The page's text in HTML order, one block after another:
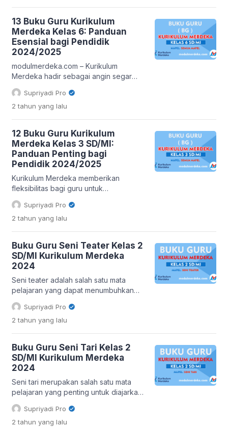
semakin krusial. Bukan sekadar
kumpulan materi pelajaran, buku ini
menjelma menjadi kompas yang
memandu para guru dalam mengarungi
samudra Kurikulum Merdeka. Lebih […]
13 Buku Guru Kurikulum
Merdeka Kelas 6: Panduan
Esensial bagi Pendidik
2024/2025
modulmerdeka.com – Kurikulum
Merdeka hadir sebagai angin segar
dalam dunia pendidikan Indonesia,
membawa semangat pembelajaran
yang lebih mandiri, mendalam, dan
memerlukan adaptasi dan sumber daya
yang tepat. Salah satu sumber daya
krusial tersebut adalah Buku Guru
Kurikulum Merdeka Kelas 6. Artikel ini
akan mengulas […]
Supriyadi Pro
2 tahun yang lalu
12 Buku Guru Kurikulum
Merdeka Kelas 3 SD/MI:
Panduan Penting bagi
Pendidik 2024/2025
Kurikulum Merdeka memberikan
fleksibilitas bagi guru untuk
mengembangkan pembelajaran yang
sesuai dengan kebutuhan siswa. Untuk
mendukung implementasi Kurikulum
(Kemendikbudristek) telah
menyediakan buku guru sebagai
panduan bagi para pendidik. Berikut
adalah 12 buku guru untuk kelas 3
SD/MI yang dapat digunakan dalam
Kurikulum Merdeka: 1. Buku Guru
Pendidikan Agama […]
Supriyadi Pro
2 tahun yang lalu
Buku Guru Seni Teater Kelas 2
SD/MI Kurikulum Merdeka
2024
Seni teater adalah salah satu mata
pelajaran yang dapat menumbuhkan
kreativitas, kepercayaan diri, dan
kemampuan berekspresi pada anak-
anak. Bagi guru kelas 2 SD/MI, memiliki
menjelajahi dunia seni peran yang
menarik. Apa itu Buku Guru Seni Teater
Kelas 2 SD/MI? Buku Guru Seni Teater
Kelas 2 […]
Supriyadi Pro
2 tahun yang lalu
Buku Guru Seni Tari Kelas 2
SD/MI Kurikulum Merdeka
2024
Seni tari merupakan salah satu mata
pelajaran yang penting untuk diajarkan
kepada siswa SD/MI, termasuk kelas 2.
Melalui seni tari, siswa dapat
mengembangkan kreativitas, ekspresi
Supriyadi Pro
2 tahun yang lalu